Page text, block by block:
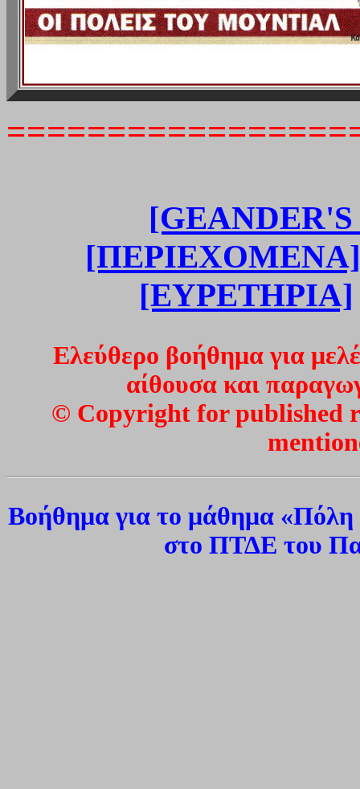
[GEANDER'S
[ΠΕΡΙΕΧΟΜΕΝΑ]
[ΕΥΡΕΤΗΡΙΑ]
Ελεύθερο βοήθημα για
αίθουσα και
© Copyright for published
Βοήθημα για το μάθημα «Πόλη
στο ΠΤΔΕ του